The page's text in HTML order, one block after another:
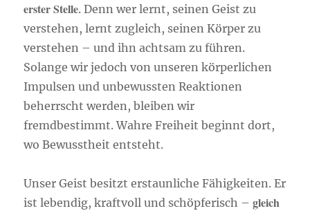
erster Stelle. Denn wer lernt, seinen Geist zu
verstehen, lernt zugleich, seinen Körper zu
verstehen – und ihn achtsam zu führen.
Solange wir jedoch von unseren körperlichen
Impulsen und unbewussten Reaktionen
beherrscht werden, bleiben wir
fremdbestimmt. Wahre Freiheit beginnt dort,
wo Bewusstheit entsteht.
Unser Geist besitzt erstaunliche Fähigkeiten. Er
ist lebendig, kraftvoll und schöpferisch –gleich